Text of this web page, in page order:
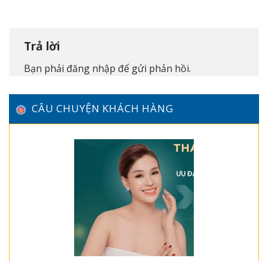
Trả lời
Bạn phải đăng nhập để gửi phản hồi.
CÂU CHUYỆN KHÁCH HÀNG